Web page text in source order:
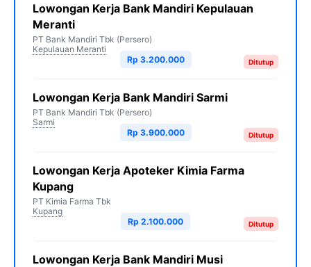
Lowongan Kerja Bank Mandiri Kepulauan
Meranti
PT Bank Mandiri Tbk (Persero)
Kepulauan Meranti
Ditutup
Rp 3.200.000
Lowongan Kerja Bank Mandiri Sarmi
PT Bank Mandiri Tbk (Persero)
Sarmi
Ditutup
Rp 3.900.000
Lowongan Kerja Apoteker Kimia Farma
Kupang
PT Kimia Farma Tbk
Kupang
Ditutup
Rp 2.100.000
Lowongan Kerja Bank Mandiri Musi